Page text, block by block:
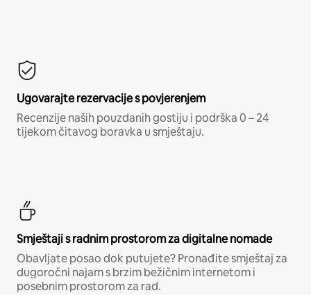
Ugovarajte rezervacije s povjerenjem
Recenzije naših pouzdanih gostiju i podrška 0 – 24
tijekom čitavog boravka u smještaju.
Smještaji s radnim prostorom za digitalne nomade
Obavljate posao dok putujete? Pronađite smještaj za
dugoročni najam s brzim bežičnim internetom i
posebnim prostorom za rad.